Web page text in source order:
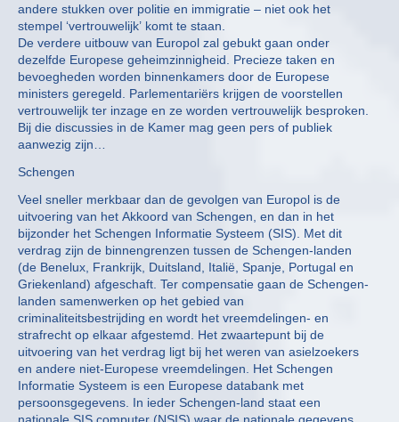
andere stukken over politie en immigratie – niet ook het
stempel ‘vertrouwelijk’ komt te staan.
De verdere uitbouw van Europol zal gebukt gaan onder
dezelfde Europese geheimzinnigheid. Precieze taken en
bevoegheden worden binnenkamers door de Europese
ministers geregeld. Parlementariërs krijgen de voorstellen
vertrouwelijk ter inzage en ze worden vertrouwelijk besproken.
Bij die discussies in de Kamer mag geen pers of publiek
aanwezig zijn…
Schengen
Veel sneller merkbaar dan de gevolgen van Europol is de
uitvoering van het Akkoord van Schengen, en dan in het
bijzonder het Schengen Informatie Systeem (SIS). Met dit
verdrag zijn de binnengrenzen tussen de Schengen-landen
(de Benelux, Frankrijk, Duitsland, Italië, Spanje, Portugal en
Griekenland) afgeschaft. Ter compensatie gaan de Schengen-
landen samenwerken op het gebied van
criminaliteitsbestrijding en wordt het vreemdelingen- en
strafrecht op elkaar afgestemd. Het zwaartepunt bij de
uitvoering van het verdrag ligt bij het weren van asielzoekers
en andere niet-Europese vreemdelingen. Het Schengen
Informatie Systeem is een Europese databank met
persoonsgegevens. In ieder Schengen-land staat een